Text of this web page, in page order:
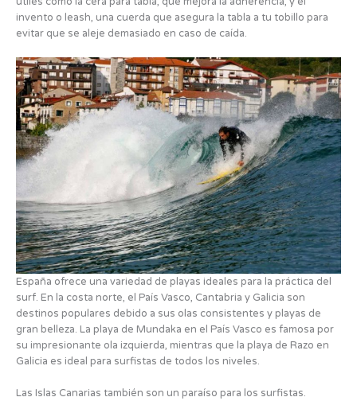
invento o leash, una cuerda que asegura la tabla a tu tobillo para
evitar que se aleje demasiado en caso de caída.
España ofrece una variedad de playas ideales para la práctica del
surf. En la costa norte, el País Vasco, Cantabria y Galicia son
destinos populares debido a sus olas consistentes y playas de
gran belleza. La playa de Mundaka en el País Vasco es famosa por
su impresionante ola izquierda, mientras que la playa de Razo en
Galicia es ideal para surfistas de todos los niveles.
Las Islas Canarias también son un paraíso para los surfistas.